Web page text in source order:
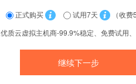
正式购买 试用7天
（收费
质云虚拟主机商-99.9%稳定、免费试用